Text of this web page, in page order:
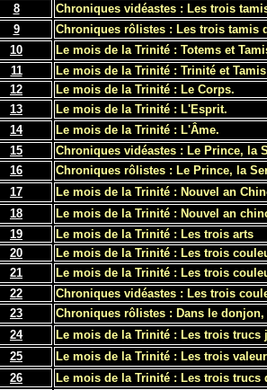
8
Chroniques vidéastes : Les trois
9
Chroniques rôlistes : Les trois tamis
10
Le mois de la Trinité : Totems et
11
Le mois de la Trinité : Trinité et Tamis
12
Le mois de la Trinité : Le Corps.
13
Le mois de la Trinité : L'Esprit.
14
Le mois de la Trinité : L'Âme.
15
Chroniques vidéastes : Le Prince, la
16
Chroniques rôlistes : Le Prince, la
17
Le mois de la Trinité : Nouvel an
18
Le mois de la Trinité : Nouvel an
19
Le mois de la Trinité : Les trois arts
20
Le mois de la Trinité : Les trois
21
Le mois de la Trinité : Les trois
22
Chroniques vidéastes : Les trois
23
Chroniques rôlistes : Dans le
24
Le mois de la Trinité : Les trois trucs
25
Le mois de la Trinité : Les trois
26
Le mois de la Trinité : Les trois